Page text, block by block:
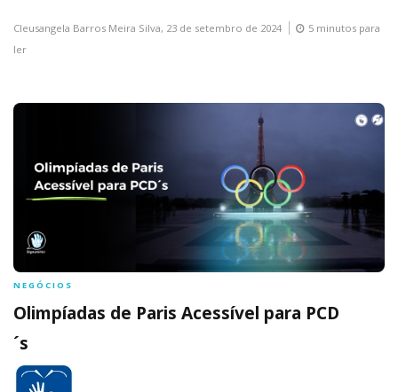
Cleusangela Barros Meira Silva, 23 de setembro de 2024
5 minutos para
ler
NEGÓCIOS
Olimpíadas de Paris Acessível para PCD
´s